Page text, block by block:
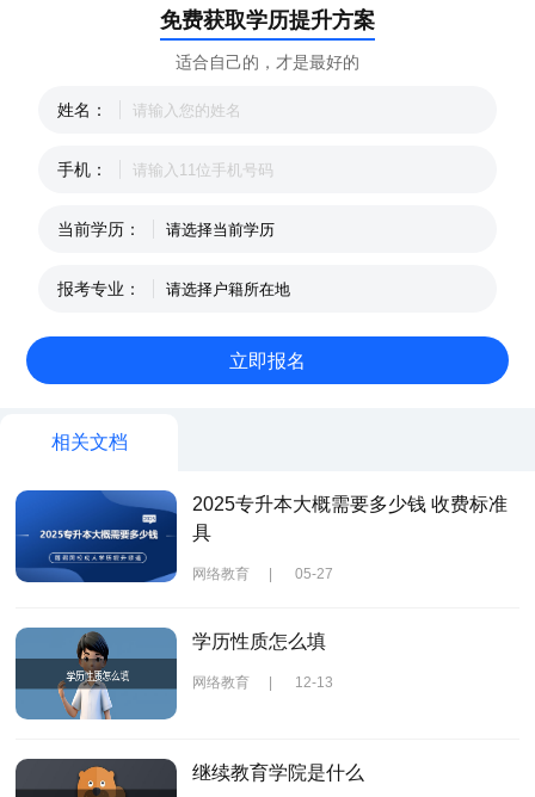
免费获取学历提升方案
适合自己的，才是最好的
姓名：
手机：
当前学历：
报考专业：
相关文档
2025专升本大概需要多少钱 收费标准
具
网络教育 | 05-27
学历性质怎么填
网络教育 | 12-13
继续教育学院是什么